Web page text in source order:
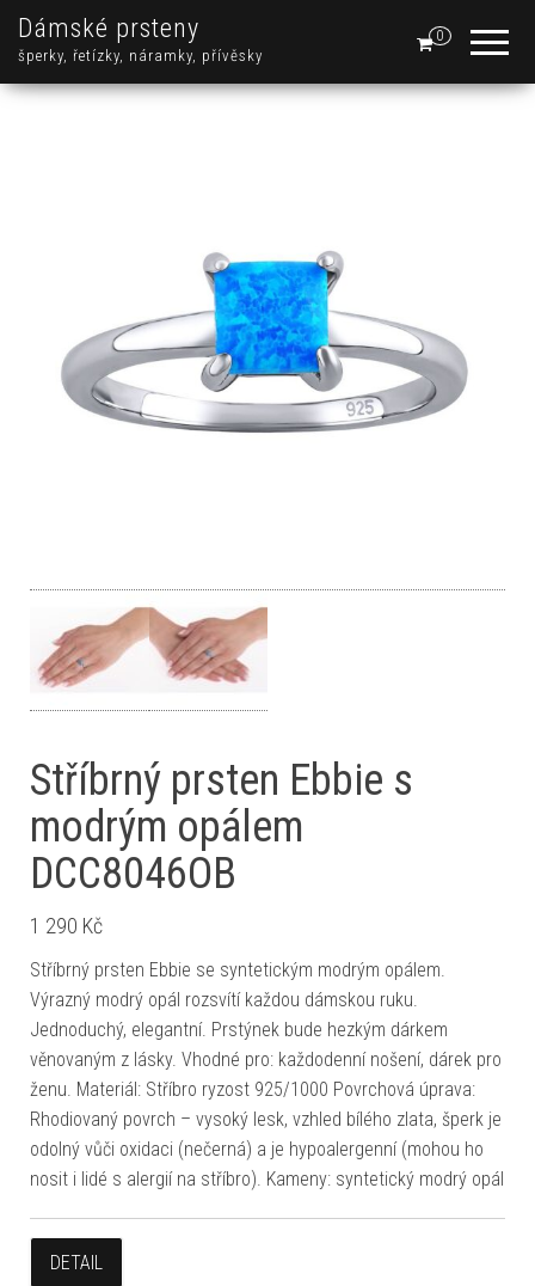
Dámské prsteny
šperky, řetízky, náramky, přívěsky
0
Stříbrný prsten Ebbie s
modrým opálem
DCC8046OB
1 290 Kč
Stříbrný prsten Ebbie se syntetickým modrým opálem.
Výrazný modrý opál rozsvítí každou dámskou ruku.
Jednoduchý, elegantní. Prstýnek bude hezkým dárkem
věnovaným z lásky. Vhodné pro: každodenní nošení, dárek pro
ženu. Materiál: Stříbro ryzost 925/1000 Povrchová úprava:
Rhodiovaný povrch – vysoký lesk, vzhled bílého zlata, šperk je
odolný vůči oxidaci (nečerná) a je hypoalergenní (mohou ho
nosit i lidé s alergií na stříbro). Kameny: syntetický modrý opál
DETAIL